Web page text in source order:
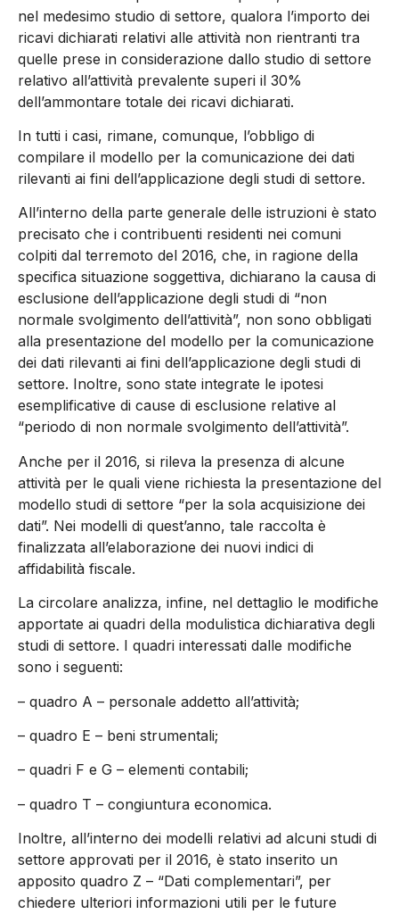
nel medesimo studio di settore, qualora l’importo dei
ricavi dichiarati relativi alle attività non rientranti tra
quelle prese in considerazione dallo studio di settore
relativo all’attività prevalente superi il 30%
dell’ammontare totale dei ricavi dichiarati.
In tutti i casi, rimane, comunque, l’obbligo di
compilare il modello per la comunicazione dei dati
rilevanti ai fini dell’applicazione degli studi di settore.
All’interno della parte generale delle istruzioni è stato
precisato che i contribuenti residenti nei comuni
colpiti dal terremoto del 2016, che, in ragione della
specifica situazione soggettiva, dichiarano la causa di
esclusione dell’applicazione degli studi di “non
normale svolgimento dell’attività”, non sono obbligati
alla presentazione del modello per la comunicazione
dei dati rilevanti ai fini dell’applicazione degli studi di
settore. Inoltre, sono state integrate le ipotesi
esemplificative di cause di esclusione relative al
“periodo di non normale svolgimento dell’attività”.
Anche per il 2016, si rileva la presenza di alcune
attività per le quali viene richiesta la presentazione del
modello studi di settore “per la sola acquisizione dei
dati”. Nei modelli di quest’anno, tale raccolta è
finalizzata all’elaborazione dei nuovi indici di
affidabilità fiscale.
La circolare analizza, infine, nel dettaglio le modifiche
apportate ai quadri della modulistica dichiarativa degli
studi di settore. I quadri interessati dalle modifiche
sono i seguenti:
– quadro A – personale addetto all’attività;
– quadro E – beni strumentali;
– quadri F e G – elementi contabili;
– quadro T – congiuntura economica.
Inoltre, all’interno dei modelli relativi ad alcuni studi di
settore approvati per il 2016, è stato inserito un
apposito quadro Z – “Dati complementari”, per
chiedere ulteriori informazioni utili per le future